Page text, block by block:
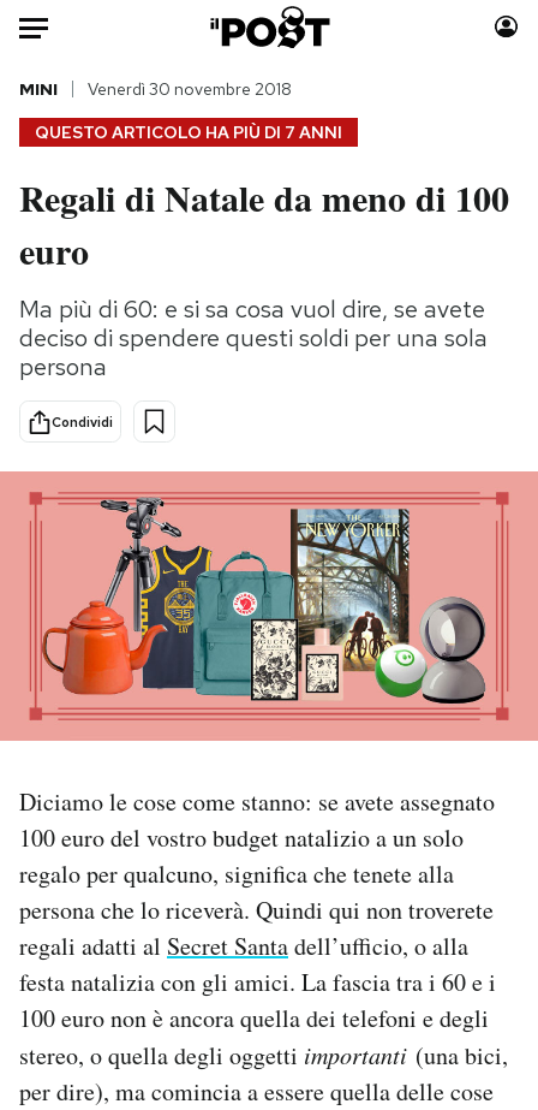
Auto
HOME
Italia
Politica
Tecnologia
Internet
Scienza
Cultura
Economia
Moda
Storie/Idee
Ok Boomer!
PODCAST
NEWSLETTER
I MIEI PREFERITI
SHOP
CALENDARIO
AREA PERSONALE
Area Personale
Newsletter
Notifiche mobile
QUESTO ARTICOLO HA PIÙ DI 7 ANNI
MINI Venerdì 30 novembre 2018
Regali di Natale da meno di 100
euro
Ma più di 60: e si sa cosa vuol dire, se avete
deciso di spendere questi soldi per una sola
persona
Condividi
Diciamo le cose come stanno: se avete assegnato
100 euro del vostro budget natalizio a un solo
regalo per qualcuno, significa che tenete alla
persona che lo riceverà. Quindi qui non troverete
regali adatti al Secret Santadell’ufficio, o alla
festa natalizia con gli amici. La fascia tra i 60 e i
100 euro non è ancora quella dei telefoni e degli
stereo, o quella degli oggetti importanti (una bici,
per dire), ma comincia a essere quella delle cose